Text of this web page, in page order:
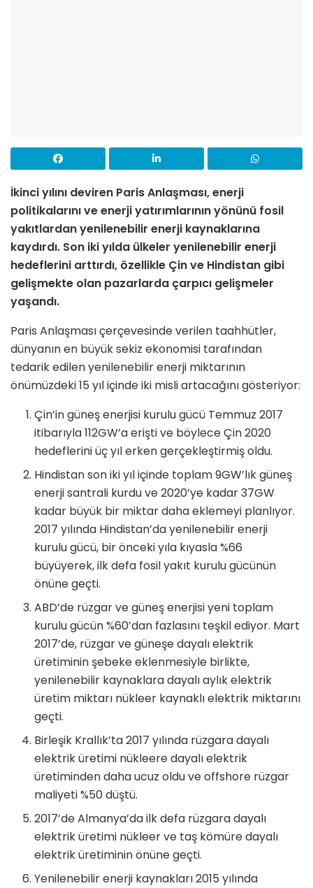
İkinci yılını deviren Paris Anlaşması, enerji
politikalarını ve enerji yatırımlarının yönünü fosil
yakıtlardan yenilenebilir enerji kaynaklarına
kaydırdı. Son iki yılda ülkeler yenilenebilir enerji
hedeflerini arttırdı, özellikle Çin ve Hindistan gibi
gelişmekte olan pazarlarda çarpıcı gelişmeler
yaşandı.
Paris Anlaşması çerçevesinde verilen taahhütler,
dünyanın en büyük sekiz ekonomisi tarafından
tedarik edilen yenilenebilir enerji miktarının
önümüzdeki 15 yıl içinde iki misli artacağını gösteriyor:
Çin’in güneş enerjisi kurulu gücü Temmuz 2017
itibarıyla 112GW’a erişti ve böylece Çin 2020
hedeflerini üç yıl erken gerçekleştirmiş oldu.
Hindistan son iki yıl içinde toplam 9GW’lık güneş
enerji santrali kurdu ve 2020’ye kadar 37GW
kadar büyük bir miktar daha eklemeyi planlıyor.
2017 yılında Hindistan’da yenilenebilir enerji
kurulu gücü, bir önceki yıla kıyasla %66
büyüyerek, ilk defa fosil yakıt kurulu gücünün
önüne geçti.
ABD’de rüzgar ve güneş enerjisi yeni toplam
kurulu gücün %60’dan fazlasını teşkil ediyor. Mart
2017’de, rüzgar ve güneşe dayalı elektrik
üretiminin şebeke eklenmesiyle birlikte,
yenilenebilir kaynaklara dayalı aylık elektrik
üretim miktarı nükleer kaynaklı elektrik miktarını
geçti.
Birleşik Krallık’ta 2017 yılında rüzgara dayalı
elektrik üretimi nükleere dayalı elektrik
üretiminden daha ucuz oldu ve offshore rüzgar
maliyeti %50 düştü.
2017’de Almanya’da ilk defa rüzgara dayalı
elektrik üretimi nükleer ve taş kömüre dayalı
elektrik üretiminin önüne geçti.
Yenilenebilir enerji kaynakları 2015 yılında